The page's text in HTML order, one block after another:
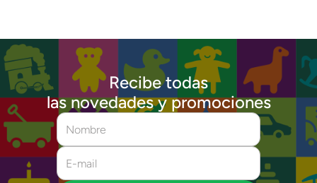
Recibe todas
las novedades y promociones